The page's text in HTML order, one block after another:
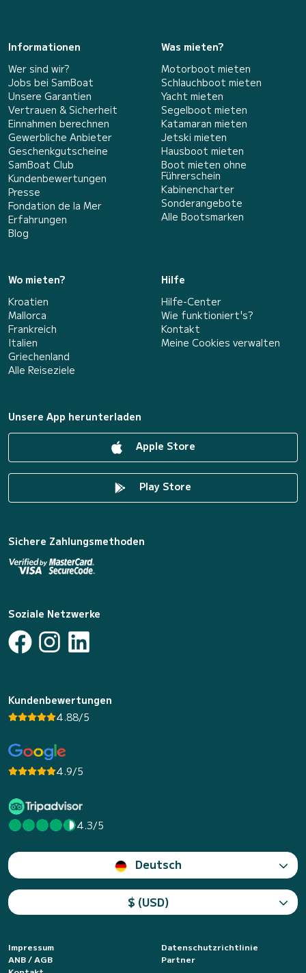
Informationen
Wer sind wir?
Jobs bei SamBoat
Unsere Garantien
Vertrauen & Sicherheit
Einnahmen berechnen
Gewerbliche Anbieter
Geschenkgutscheine
SamBoat Club
Kundenbewertungen
Presse
Fondation de la Mer
Erfahrungen
Blog
Was mieten?
Motorboot mieten
Schlauchboot mieten
Yacht mieten
Segelboot mieten
Katamaran mieten
Jetski mieten
Hausboot mieten
Boot mieten ohne
Führerschein
Kabinencharter
Sonderangebote
Alle Bootsmarken
Wo mieten?
Kroatien
Mallorca
Frankreich
Italien
Griechenland
Alle Reiseziele
Hilfe
Hilfe-Center
Wie funktioniert's?
Kontakt
Meine Cookies verwalten
Unsere App herunterladen
Apple Store
Play Store
Sichere Zahlungsmethoden
Soziale Netzwerke
Kundenbewertungen
4.88/5
4.9/5
4.3/5
Deutsch
$ (USD)
Impressum
Datenschutzrichtlinie
ANB / AGB
Partner